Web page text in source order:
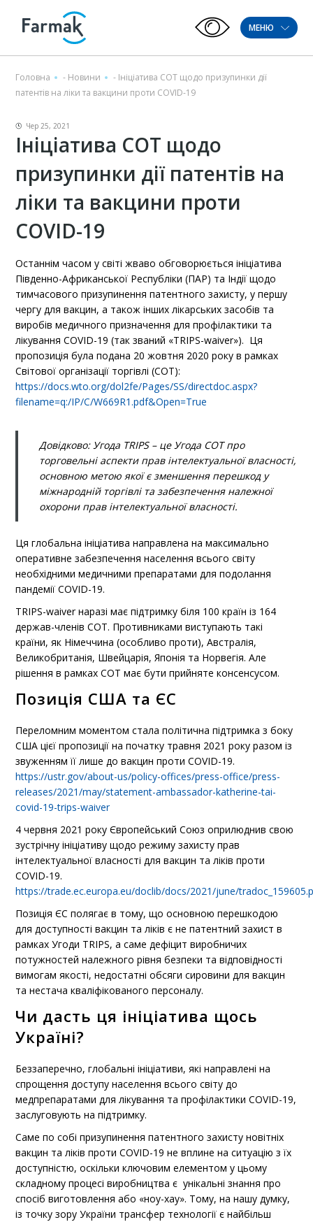
МЕНЮ
Головна - Новини - Ініціатива СОТ щодо призупинки дії
патентів на ліки та вакцини проти COVID-19
Чер 25, 2021
Ініціатива СОТ щодо
призупинки дії патентів на
ліки та вакцини проти
COVID-19
Останнім часом у світі жваво обговорюється ініціатива
Південно-Африканської Республіки (ПАР) та Індії щодо
тимчасового призупинення патентного захисту, у першу
чергу для вакцин, а також інших лікарських засобів та
виробів медичного призначення для профілактики та
лікування COVID-19 (так званий «TRIPS-waiver»). Ця
пропозиція була подана 20 жовтня 2020 року в рамках
Світової організації торгівлі (СОТ):
https://docs.wto.org/dol2fe/Pages/SS/directdoc.aspx?
filename=q:/IP/C/W669R1.pdf&Open=True
Довідково: Угода TRIPS – це Угода СОТ про
торговельні аспекти прав інтелектуальної власності,
основною метою якої є зменшення перешкод у
міжнародній торгівлі та забезпечення належної
охорони прав інтелектуальної власності.
Ця глобальна ініціатива направлена на максимально
оперативне забезпечення населення всього світу
необхідними медичними препаратами для подолання
пандемії COVID-19.
TRIPS-waiver наразі має підтримку біля 100 країн із 164
держав-членів СОТ. Противниками виступають такі
країни, як Німеччина (особливо проти), Австралія,
Великобританія, Швейцарія, Японія та Норвегія. Але
рішення в рамках СОТ має бути прийняте консенсусом.
Позиція США та ЄС
Переломним моментом стала політична підтримка з боку
США цієї пропозиції на початку травня 2021 року разом із
звуженням її лише до вакцин проти COVID-19.
https://ustr.gov/about-us/policy-offices/press-office/press-
releases/2021/may/statement-ambassador-katherine-tai-
covid-19-trips-waiver
4 червня 2021 року Європейський Союз оприлюднив свою
зустрічну ініціативу щодо режиму захисту прав
інтелектуальної власності для вакцин та ліків проти
COVID-19.
https://trade.ec.europa.eu/doclib/docs/2021/june/
Позиція ЄС полягає в тому, що основною перешкодою
для доступності вакцин та ліків є не патентний захист в
рамках Угоди TRIPS, а саме дефіцит виробничих
потужностей належного рівня безпеки та відповідності
вимогам якості, недостатні обсяги сировини для вакцин
та нестача кваліфікованого персоналу.
Чи дасть ця ініціатива щось
Україні?
Беззаперечно, глобальні ініціативи, які направлені на
спрощення доступу населення всього світу до
медпрепаратами для лікування та профілактики COVID-19,
заслуговують на підтримку.
Саме по собі призупинення патентного захисту новітніх
вакцин та ліків проти COVID-19 не вплине на ситуацію з їх
доступністю, оскільки ключовим елементом у цьому
складному процесі виробництва є унікальні знання про
спосіб виготовлення або «ноу-хау». Тому, на нашу думку,
із точку зору України трансфер технології є найбільш